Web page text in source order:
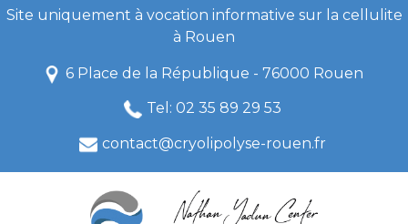
Site uniquement à vocation informative sur la cellulite
à Rouen
6 Place de la République - 76000 Rouen
Tel: 02 35 89 29 53
contact@cryolipolyse-rouen.fr